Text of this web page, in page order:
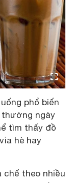
phổ biến
ngày
tìm thấy đồ
hè hay
chế theo nhiều